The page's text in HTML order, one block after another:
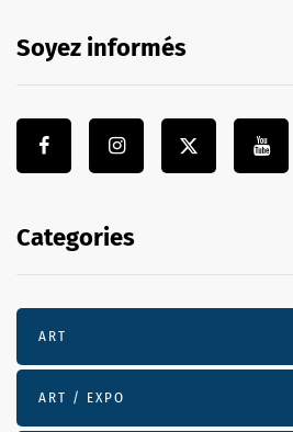
Soyez informés
Categories
ART
ART / EXPO